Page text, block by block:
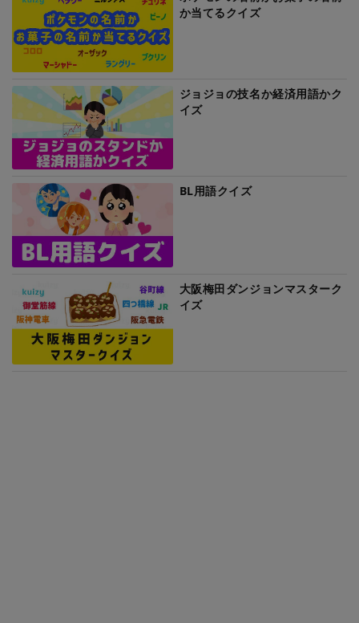
か当てるクイズ
ジョジョの技名か経済用語かク
イズ
BL用語クイズ
大阪梅田ダンジョンマスターク
イズ